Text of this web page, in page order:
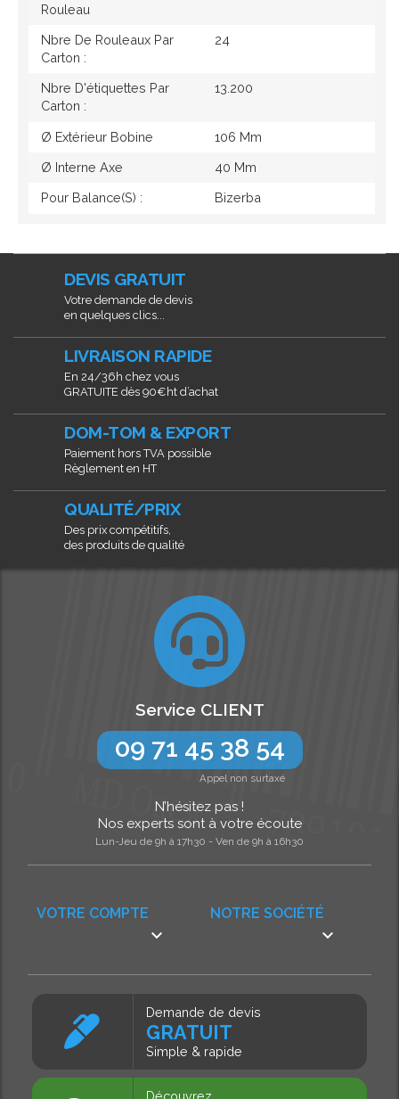
Rouleau
Nbre De Rouleaux Par
Carton :
24
Nbre D'étiquettes Par
Carton :
13.200
Ø Extérieur Bobine 106 Mm
Ø Interne Axe 40 Mm
Pour Balance(s) : Bizerba
DEVIS GRATUIT
Votre demande de devis
en quelques clics...
LIVRAISON RAPIDE
En 24/36h chez vous
GRATUITE dès 90€ht d’achat
DOM-TOM & EXPORT
Paiement hors TVA possible
Règlement en HT
QUALITÉ/PRIX
Des prix compétitifs,
des produits de qualité
NOTRE SOCIÉTÉ

VOTRE COMPTE

Service CLIENT
09 71 45 38 54
Appel non surtaxé
N’hésitez pas !
Nos experts sont à votre écoute
Lun-Jeu de 9h à 17h30 - Ven de 9h à 16h30
Demande de devis
GRATUIT
Simple & rapide